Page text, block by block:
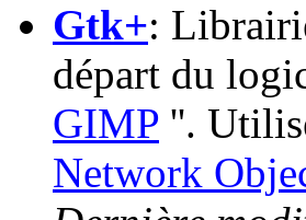
Gtk+:
départ du
GIMP ''.
Network